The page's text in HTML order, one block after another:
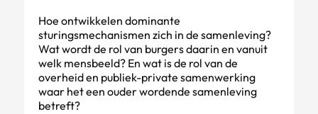
Hoe ontwikkelen dominante
sturingsmechanismen zich in de samenleving?
Wat wordt de rol van burgers daarin en vanuit
welk mensbeeld? En wat is de rol van de
overheid en publiek-private samenwerking
waar het een ouder wordende samenleving
betreft?